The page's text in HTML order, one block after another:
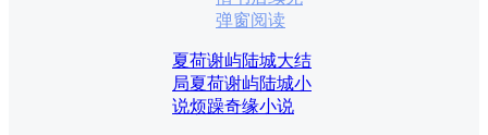
弹窗阅读
夏荷谢屿陆城大结
局夏荷谢屿陆城小
说烦躁奇缘小说